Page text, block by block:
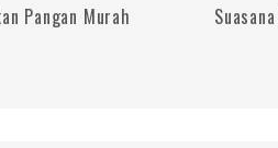
Pangan Murah